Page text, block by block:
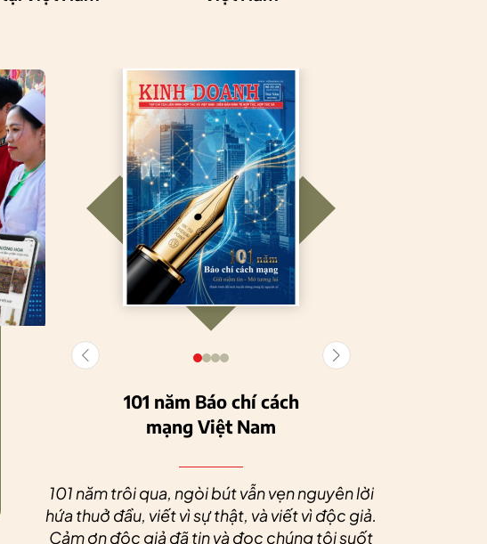
lực cho nông
nghiệp bền vững
101 năm Báo chí cách
mạng Việt Nam
101 năm trôi qua, ngòi bút vẫn vẹn nguyên lời
hứa thuở đầu, viết vì sự thật, và viết vì độc giả.
Cảm ơn độc giả đã tin và đọc chúng tôi suốt